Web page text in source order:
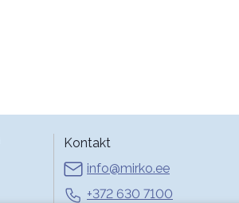
Kontakt
info@mirko.ee
+372 630 7100